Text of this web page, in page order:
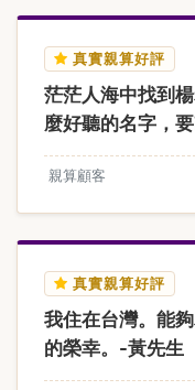
真實親算好評
茫茫人海中找到
麼好聽的名字，
親算顧客
真實親算好評
我住在台灣。能
的榮幸。-黃先生